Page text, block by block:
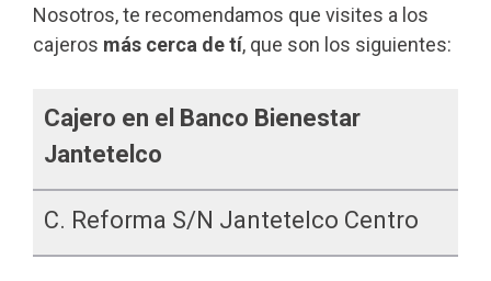
Nosotros, te recomendamos que visites a los
cajeros más cerca de tí, que son los siguientes:
Cajero en el Banco Bienestar
Jantetelco
C. Reforma S/n Jantetelco Centro